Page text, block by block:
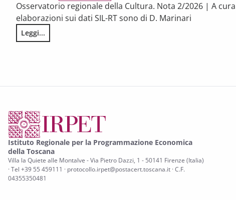
Osservatorio regionale della Cultura. Nota 2/2026 | A
elaborazioni sui dati SIL-RT sono di D. Marinari
Leggi...
LA CONGIUNTURA DEI SETTORI CULTURALI. Ripresa selettiva
Istituto Regionale per la Programmazione Economica
della Toscana
Villa la Quiete alle Montalve - Via Pietro Dazzi, 1 - 50141 Firenze (Italia)
· Tel +39 55 459111 · protocollo.irpet@postacert.toscana.it · C.F.
04355350481